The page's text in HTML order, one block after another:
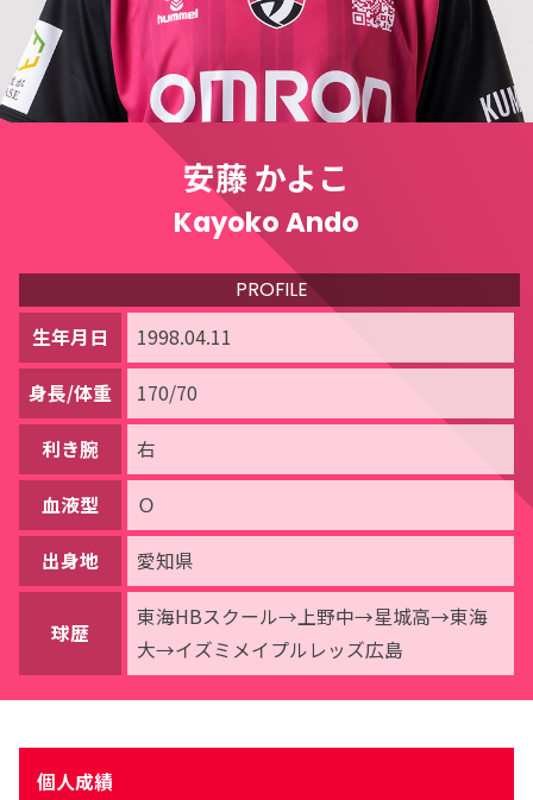
安藤 かよこ
Kayoko Ando
生年月日 1998.04.11
身長/体重 170/70
利き腕 右
血液型 Ｏ
出身地 愛知県
球歴
東海HBスクール→上野中→星城高→東海
大→イズミメイプルレッズ広島
PROFILE
個人成績